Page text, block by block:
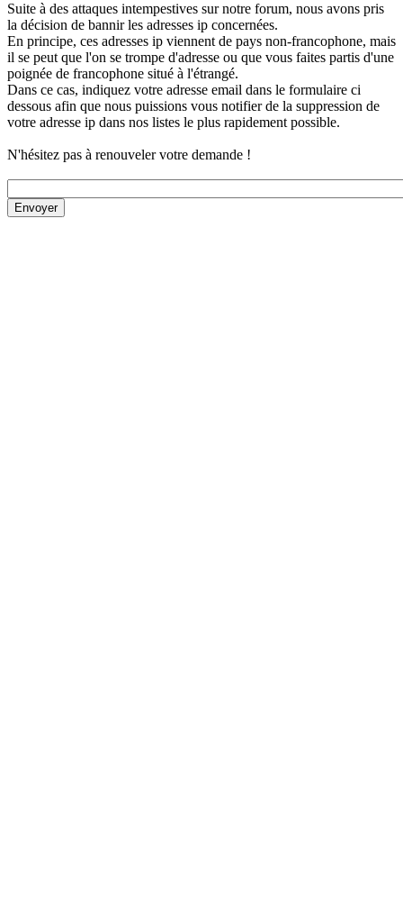
Suite à des attaques intempestives sur notre forum, nous avons pris
la décision de bannir les adresses ip concernées.
En principe, ces adresses ip viennent de pays non-francophone, mais
il se peut que l'on se trompe d'adresse ou que vous faites partis d'une
poignée de francophone situé à l'étrangé.
Dans ce cas, indiquez votre adresse email dans le formulaire ci
dessous afin que nous puissions vous notifier de la suppression de
votre adresse ip dans nos listes le plus rapidement possible.
N'hésitez pas à renouveler votre demande !